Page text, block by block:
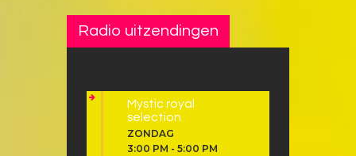
Radio uitzendingen
Mystic royal
selection
ZONDAG
3:00 PM - 5:00 PM